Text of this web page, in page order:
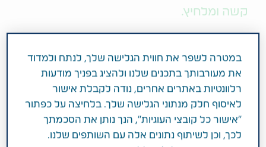
קשה ומלחיץ.
אני בטוחה שאני יכולה להתמודד עם השאלות הנוקבות.
אני מתמודדת עם היום הראשון בעבודה באותו אופן: אני
יודעת שיהיה מלחיץ, אבל יודעת שאני יכולה לעשות את
זה.
למרות זאת, בכל פעם שאני מתחילה עבודה חדשה, הכי
במטרה לשפר את חווית הגלישה שלך, לנתח ולמדוד
את מעורבותך בתכנים שלנו ולהציג בפניך מודעות
רלוונטיות באתרים אחרים, נודה לקבלת אישור
לאיסוף חלק מנתוני הגלישה שלך. בלחיצה על כפתור
"אישור כל קובצי העוגיות", הנך נותן את הסכמתך
לכך, וכן לשיתוף נתונים אלה עם השותפים שלנו.